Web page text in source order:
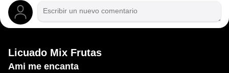
Licuado Mix Frutas
Ami me encanta